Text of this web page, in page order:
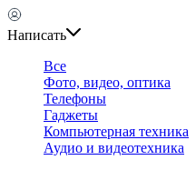
Написать
Все
Фото, видео, оптика
Телефоны
Гаджеты
Компьютерная техника
Аудио и видеотехника